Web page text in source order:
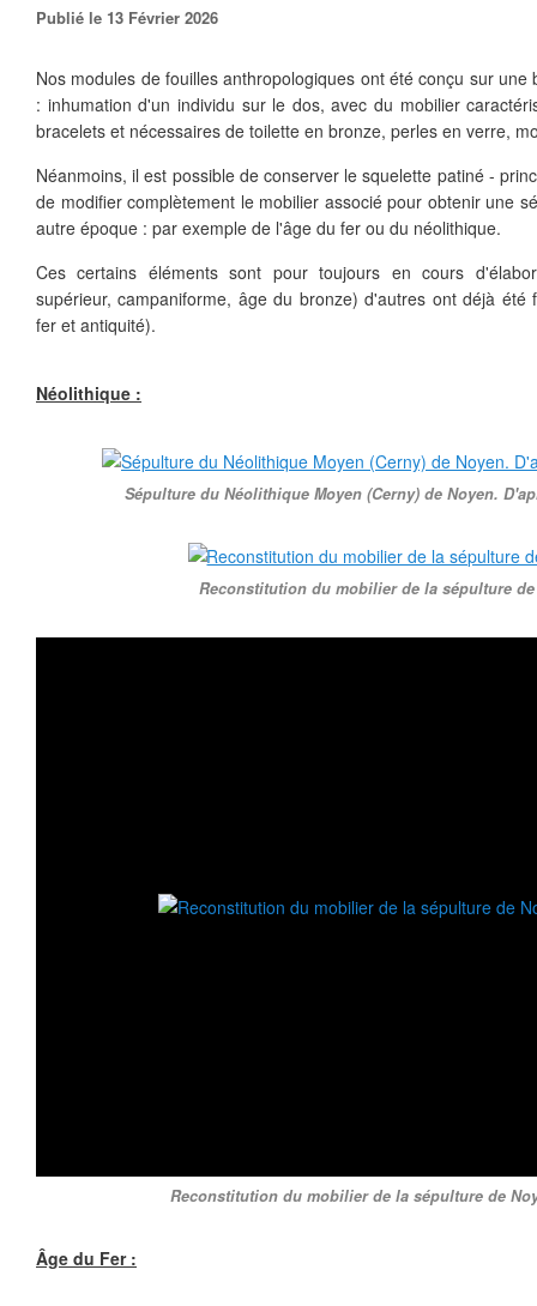
Publié le 13 Février 2026
Nos modules de fouilles anthropologiques ont été conçu sur
: inhumation d'un individu sur le dos, avec du mobilier
bracelets et nécessaires de toilette en bronze, perles en verre,
Néanmoins, il est possible de conserver le squelette patiné -
de modifier complètement le mobilier associé pour obtenir une
autre époque : par exemple de l'âge du fer ou du néolithique.
Ces certains éléments sont pour toujours en cours
supérieur, campaniforme, âge du bronze) d'autres ont déjà été
fer et antiquité).
Néolithique :
Sépulture du Néolithique Moyen (Cerny) de Noyen.
Reconstitution du mobilier de la sépulture
Reconstitution du mobilier de la sépulture de
Âge du Fer :